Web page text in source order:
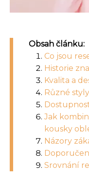
Obsah článku:
Co jsou
Historie
Kvalita a
Různé
Jak
kousky
Názory
Srovnání